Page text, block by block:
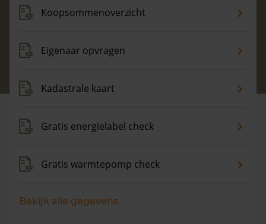
Koopsommenoverzicht
Eigenaar opvragen
Kadastrale kaart
Gratis energielabel check
Gratis warmtepomp check
Bekijk alle gegevens